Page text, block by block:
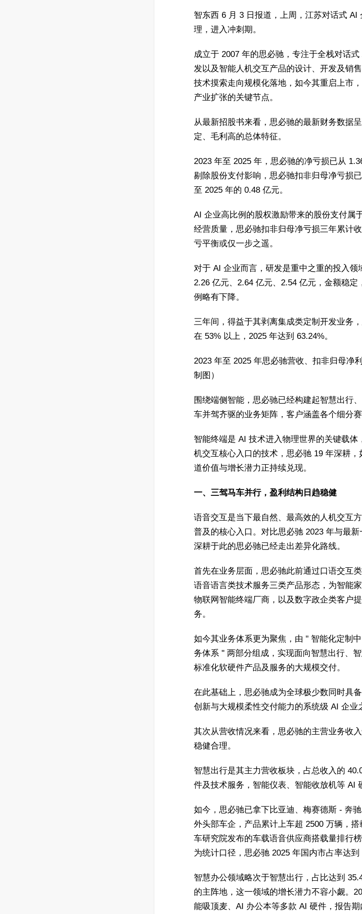
智东西 6 月 3 日报道，上周，江苏对话式 AI
理，进入冲刺期。
成立于 2007 年的思必驰，专注于全栈对话
发以及智能人机交互产品的设计、开发及销
技术摸索走向规模化落地，如今其重启上市
产业扩张的关键节点。
从最新招股书来看，思必驰的最新财务数据
定、毛利高的总体特征。
2023 年至 2025 年，思必驰的净亏损已从
剔除股份支付影响，思必驰扣非归母净亏损
至 2025 年的 0.48 亿元。
AI 企业高比例的股权激励带来的股份支付属
经营质量，思必驰扣非归母净亏损三年累计
亏平衡或仅一步之遥。
对于 AI 企业而言，研发是重中之重的投入领
2.26 亿元、2.64 亿元、2.54 亿元，金额稳
例略有下降。
三年间，得益于其剥离集成类定制开发业务
在 53% 以上，2025 年达到 63.24%。
2023 年至 2025 年思必驰营收、扣非归母净
制图）
围绕端侧智能，思必驰已经构建起智慧出行
车并驾齐驱的业务矩阵，客户涵盖各个细分赛
智能终端是 AI 技术进入物理世界的关键载体
机交互核心入口的技术，思必驰 19 年深耕
道价值与增长潜力正持续兑现。
一、三驾马车并行，盈利结构日趋稳健
语音交互是当下最自然、最高效的人机交互
普及的核心入口。对比思必驰 2023 年与最新
深耕于此的思必驰已经走出差异化路线。
首先在业务层面，思必驰此前通过口语交互
语音语言类技术服务三类产品形态，为智能
物联网智能终端厂商，以及数字政企类客户
务。
如今其业务体系更为聚焦，由 " 智能化定制
务体系 " 两部分组成，实现面向智慧出行、
标准化软硬件产品及服务的大规模交付。
在此基础上，思必驰成为全球极少数同时具
创新与大规模柔性交付能力的系统级 AI 企业
其次从营收情况来看，思必驰的主营业务收
稳健合理。
智慧出行是其主力营收板块，占总收入的
件及技术服务，智能仪表、智能收放机等 AI
如今，思必驰已拿下比亚迪、梅赛德斯 - 奔
外头部车企，产品累计上车超 2500 万辆，
车研究院发布的车载语音供应商搭载量排行
为统计口径，思必驰 2025 年国内市占率达到
智慧办公领域略次于智慧出行，占比达到
的主阵地，这一领域的增长潜力不容小觑。
能吸顶麦、AI 办公本等多款 AI 硬件，报告